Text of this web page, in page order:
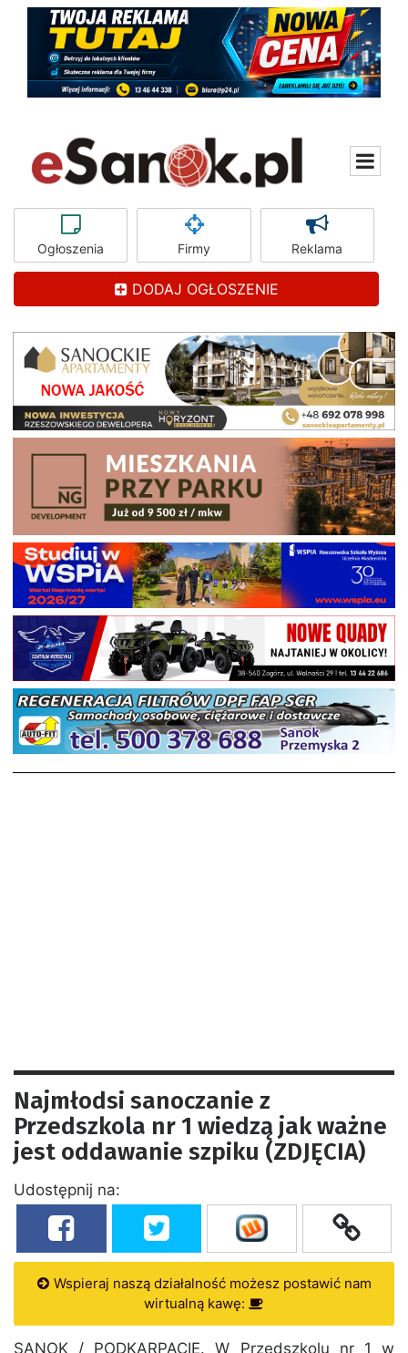
Ogłoszenia Firmy Reklama
DODAJ OGŁOSZENIE
Najmłodsi sanoczanie z
Przedszkola nr 1 wiedzą jak ważne
jest oddawanie szpiku (ZDJĘCIA)
Udostępnij na:
Wspieraj naszą działalność możesz postawić nam
wirtualną kawę:
SANOK / PODKARPACIE. W Przedszkolu nr 1 w